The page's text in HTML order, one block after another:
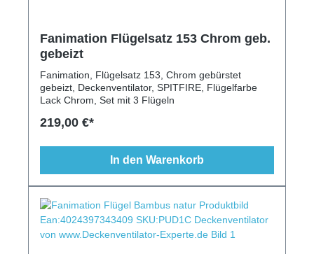
Fanimation Flügelsatz 153 Chrom geb.
gebeizt
Fanimation, Flügelsatz 153, Chrom gebürstet
gebeizt, Deckenventilator, SPITFIRE, Flügelfarbe
Lack Chrom, Set mit 3 Flügeln
219,00 €*
In den Warenkorb